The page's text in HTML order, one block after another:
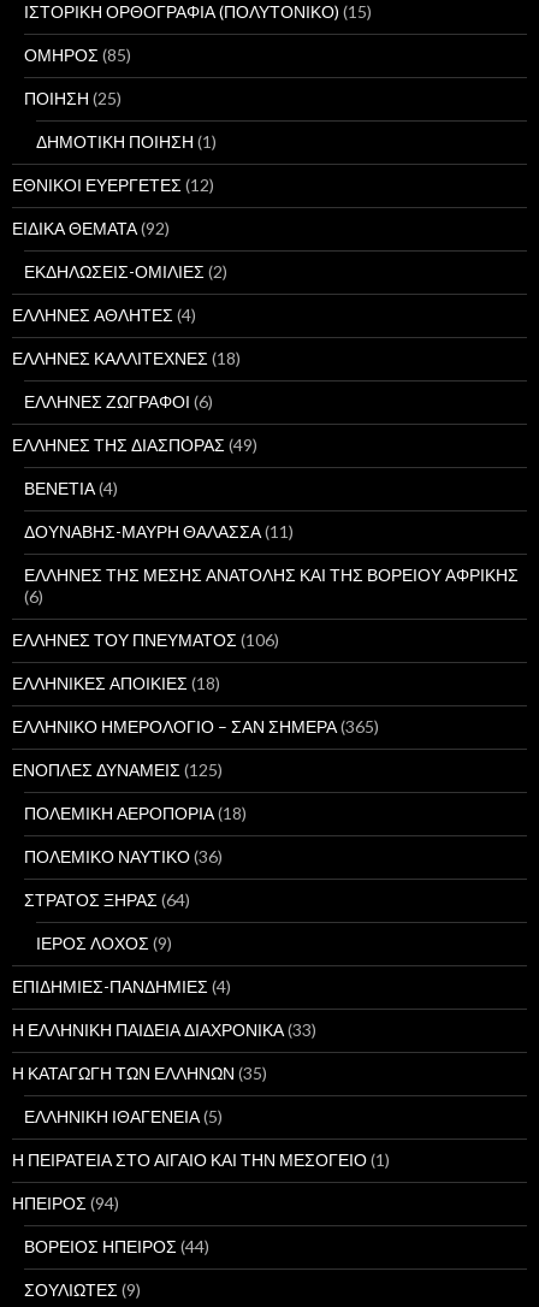
ΙΣΤΟΡΙΚΗ ΟΡΘΟΓΡΑΦΙΑ (ΠΟΛΥΤΟΝΙΚΟ) (15)
ΟΜΗΡΟΣ (85)
ΠΟΙΗΣΗ (25)
ΔΗΜΟΤΙΚΗ ΠΟΙΗΣΗ (1)
ΕΘΝΙΚΟΙ ΕΥΕΡΓΕΤΕΣ (12)
ΕΙΔΙΚΑ ΘΕΜΑΤΑ(92)
ΕΚΔΗΛΩΣΕΙΣ-ΟΜΙΛΙΕΣ (2)
ΕΛΛΗΝΕΣ ΑΘΛΗΤΕΣ (4)
ΕΛΛΗΝΕΣ ΚΑΛΛΙΤΕΧΝΕΣ (18)
ΕΛΛΗΝΕΣ ΖΩΓΡΑΦΟΙ (6)
ΕΛΛΗΝΕΣ ΤΗΣ ΔΙΑΣΠΟΡΑΣ (49)
ΒΕΝΕΤΙΑ(4)
ΔΟΥΝΑΒΗΣ-ΜΑΥΡΗ ΘΑΛΑΣΣΑ(11)
ΕΛΛΗΝΕΣ ΤΗΣ ΜΕΣΗΣ ΑΝΑΤΟΛΗΣ ΚΑΙ ΤΗΣ ΒΟΡΕΙΟΥ ΑΦΡΙΚΗΣ
(6)
ΕΛΛΗΝΕΣ ΤΟΥ ΠΝΕΥΜΑΤΟΣ (106)
ΕΛΛΗΝΙΚΕΣ ΑΠΟΙΚΙΕΣ (18)
ΕΛΛΗΝΙΚΟ ΗΜΕΡΟΛΟΓΙΟ – ΣΑΝ ΣΗΜΕΡΑ(365)
ΕΝΟΠΛΕΣ ΔΥΝΑΜΕΙΣ (125)
ΠΟΛΕΜΙΚΗ ΑΕΡΟΠΟΡΙΑ(18)
ΠΟΛΕΜΙΚΟ ΝΑΥΤΙΚΟ(36)
ΣΤΡΑΤΟΣ ΞΗΡΑΣ (64)
ΙΕΡΟΣ ΛΟΧΟΣ (9)
ΕΠΙΔΗΜΙΕΣ-ΠΑΝΔΗΜΙΕΣ (4)
Η ΕΛΛΗΝΙΚΗ ΠΑΙΔΕΙΑ ΔΙΑΧΡΟΝΙΚΑ(33)
Η ΚΑΤΑΓΩΓΗ ΤΩΝ ΕΛΛΗΝΩΝ (35)
ΕΛΛΗΝΙΚΗ ΙΘΑΓΕΝΕΙΑ(5)
Η ΠΕΙΡΑΤΕΙΑ ΣΤΟ ΑΙΓΑΙΟ ΚΑΙ ΤΗΝ ΜΕΣΟΓΕΙΟ(1)
ΗΠΕΙΡΟΣ (94)
ΒΟΡΕΙΟΣ ΗΠΕΙΡΟΣ (44)
ΣΟΥΛΙΩΤΕΣ (9)